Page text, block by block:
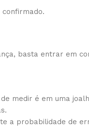
confirmado.
basta entrar em
medir é em uma
a probabilidade de